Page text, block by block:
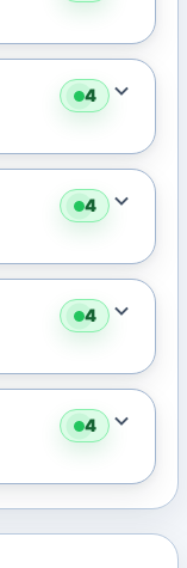
4
4
4
4